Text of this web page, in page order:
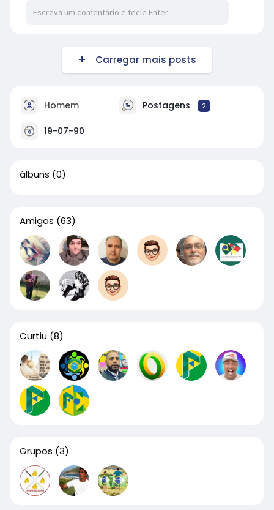
Carregar mais posts
Homem Postagens 2
19-07-90
álbuns (0)
Amigos (63)
Curtiu (8)
Grupos (3)